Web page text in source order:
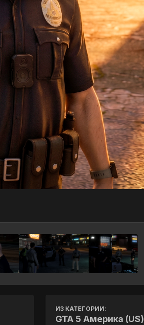
ИЗ КАТЕГОРИИ:
GTA 5 Америка (US)